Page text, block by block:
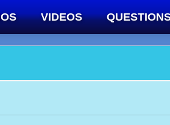
VIDEOS